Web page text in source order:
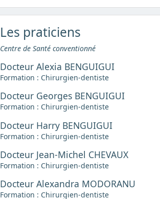
Les praticiens
Centre de Santé conventionné
Docteur Alexia BENGUIGUI
Formation : Chirurgien-dentiste
Docteur Georges BENGUIGUI
Formation : Chirurgien-dentiste
Docteur Harry BENGUIGUI
Formation : Chirurgien-dentiste
Docteur Jean-Michel CHEVAUX
Formation : Chirurgien-dentiste
Docteur Alexandra MODORANU
Formation : Chirurgien-dentiste